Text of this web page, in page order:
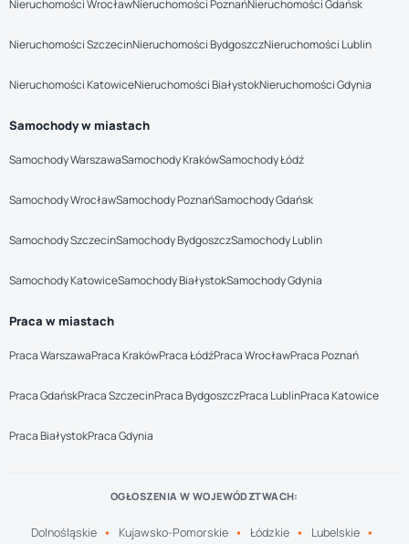
Nieruchomości WrocławNieruchomości PoznańNieruchomości Gdańsk
Nieruchomości SzczecinNieruchomości BydgoszczNieruchomości Lublin
Nieruchomości KatowiceNieruchomości BiałystokNieruchomości Gdynia
Samochody w miastach
Samochody WarszawaSamochody KrakówSamochody Łódź
Samochody WrocławSamochody PoznańSamochody Gdańsk
Samochody SzczecinSamochody BydgoszczSamochody Lublin
Samochody KatowiceSamochody BiałystokSamochody Gdynia
Praca w miastach
Praca WarszawaPraca KrakówPraca ŁódźPraca WrocławPraca Poznań
Praca GdańskPraca SzczecinPraca BydgoszczPraca LublinPraca Katowice
Praca BiałystokPraca Gdynia
OGŁOSZENIA W WOJEWÓDZTWACH:
Dolnośląskie Kujawsko-Pomorskie Łódzkie Lubelskie